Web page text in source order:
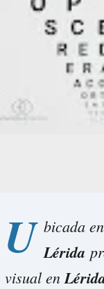
U bicada
Lérida
visual en